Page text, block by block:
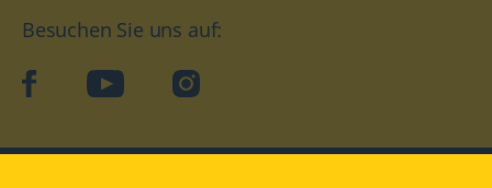
Besuchen Sie uns auf:
facebookYouTube Instagram